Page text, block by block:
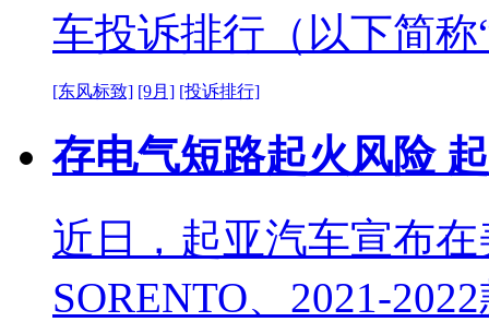
车投诉排行（以下简称
[东风标致] [9月] [投诉排行]
存电气短路起火风险
近日，起亚汽车宣布
SORENTO、2021-